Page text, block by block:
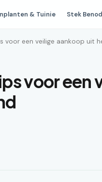
& Tuinie Stek
voor een veilige aankoop uit
voor een